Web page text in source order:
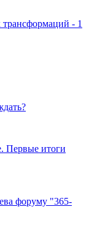
трансформаций - 1
Первые итоги
форуму "365-